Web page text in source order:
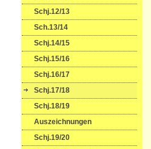
Schj.12/13
Sch.13/14
Schj.14/15
Schj.15/16
Schj.16/17
Schj.17/18
Schj.18/19
Auszeichnungen
Schj.19/20